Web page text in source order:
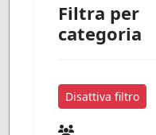
Filtra per
categoria
Disattiva filtro